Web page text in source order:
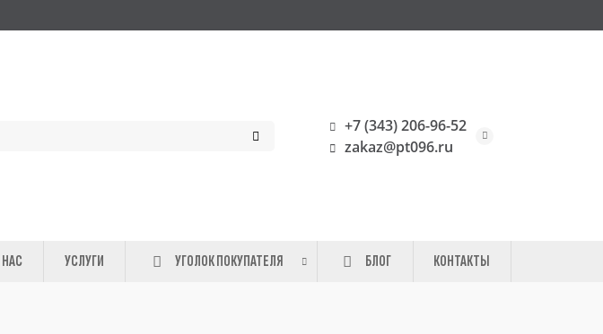
+7 (343) 206-96-52
zakaz@pt096.ru
НАС УСЛУГИ УГОЛОК ПОКУПАТЕЛЯ БЛОГ КОНТАКТЫ